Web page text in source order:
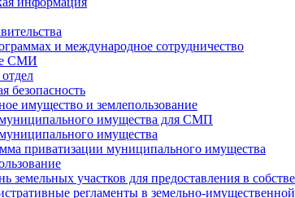
и международное сотрудничество
СМИ
безопасность
имущество и землепользование
муниципального имущества для СМП
имущества
приватизации муниципального имущества
земельных участков для предоставления в
регламенты в земельно-